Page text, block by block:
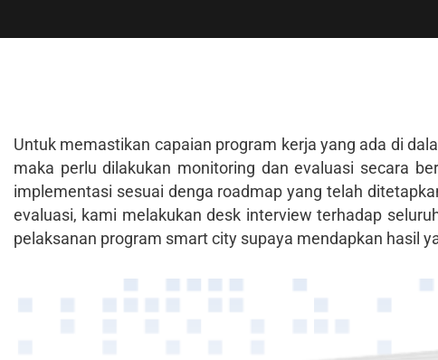
Untuk memastikan capaian program kerja yang ada di
maka perlu dilakukan monitoring dan evaluasi secara
implementasi sesuai denga roadmap yang telah
evaluasi, kami melakukan desk interview terhadap
pelaksanan program smart city supaya mendapkan hasil